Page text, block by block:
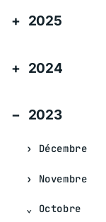
2025
2024
2023
Décembre
Novembre
Octobre